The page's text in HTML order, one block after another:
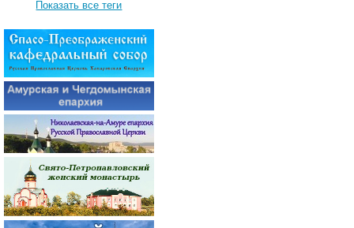
Показать все теги